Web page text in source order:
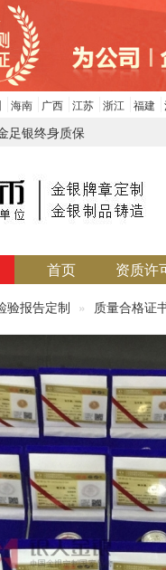
海南 广西 江苏 浙江 福建
足银终身质保
首页 资质许
验报告定制 质量合格证